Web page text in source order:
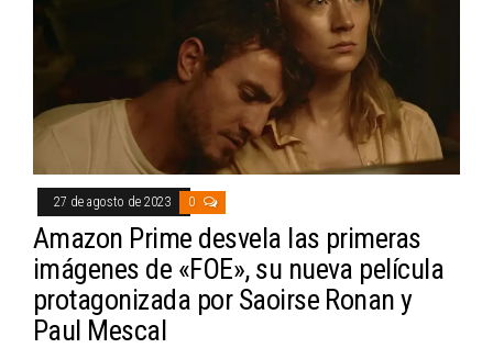
27 de agosto de 2023 0
Amazon Prime desvela las primeras
imágenes de «FOE», su nueva película
protagonizada por Saoirse Ronan y
Paul Mescal